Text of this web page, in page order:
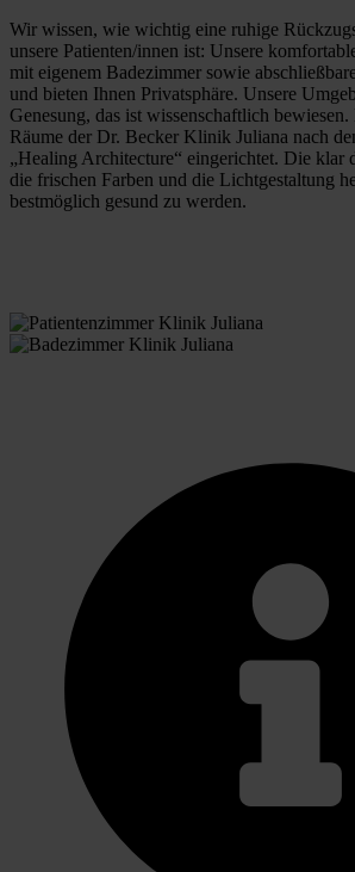
Wir wissen, wie wichtig eine ruhige
unsere Patienten/innen ist: Unsere
mit eigenem Badezimmer sowie
und bieten Ihnen Privatsphäre. Unsere
Genesung, das ist wissenschaftlich
Räume der Dr. Becker Klinik Juliana nach
„Healing Architecture“ eingerichtet. Die klar
die frischen Farben und die Lichtgestaltung
bestmöglich gesund zu werden.